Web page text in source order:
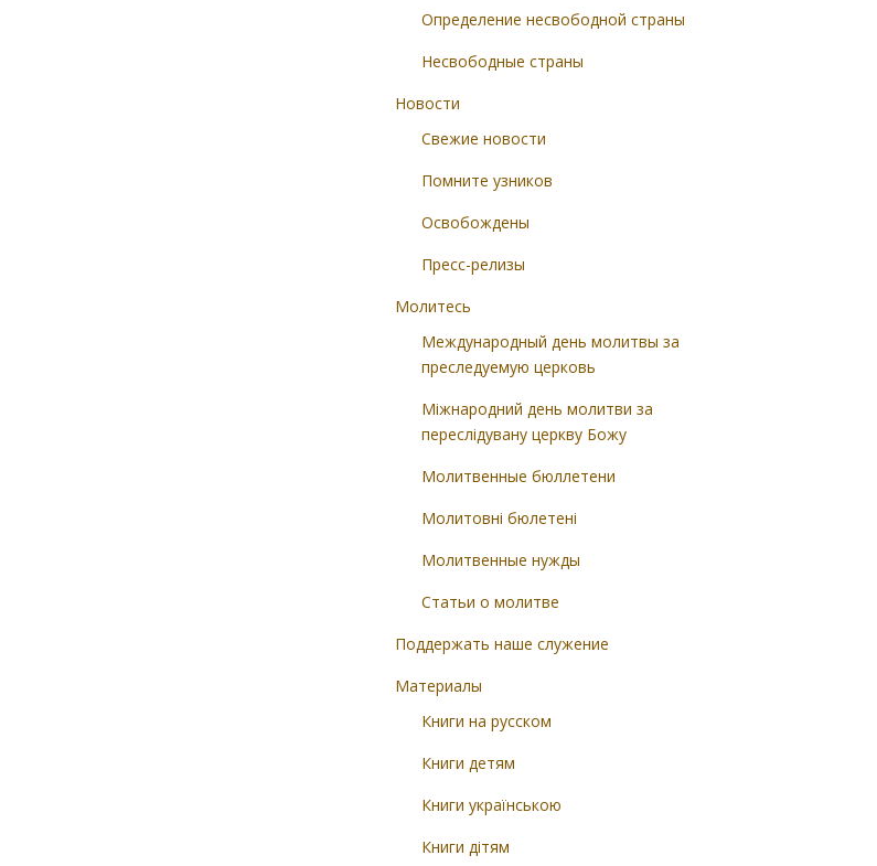
Определение несвободной страны
Несвободные страны
Новости
Свежие новости
Помните узников
Освобождены
Пресс-релизы
Молитесь
Международный день молитвы за
преследуемую церковь
Міжнародний день молитви за
переслідувану церкву Божу
Молитвенные бюллетени
Молитовні бюлетені
Молитвенные нужды
Статьи о молитве
Поддержать наше служение
Материалы
Книги на русском
Книги детям
Книги українською
Книги дітям